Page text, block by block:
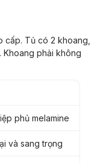
cấp. Tủ có 2 khoang,
phải không
phủ melamine
và sang trọng